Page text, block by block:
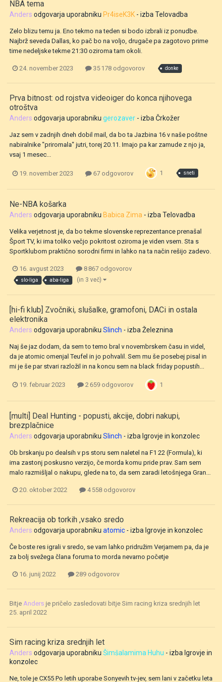
NBA tema
Anders odgovarja uporabniku Pr4iseK3K - izba Telovadba
Zelo blizu temu ja. Eno tekmo na teden si bodo izbrali iz ponudbe.
Najbrž seveda Dallas, ko pač bo na voljo, drugače pa zagotovo prime
time nedeljske tekme 21:30 oziroma tam okoli.
24. november 2023 35 178 odgovorov donke
Prva bitnost: od rojstva videoiger do konca njihovega
otroštva
Anders odgovarja uporabniku gerozaver - izba Črkožer
Jaz sem v zadnjih dneh dobil mail, da bo ta Jazbina 16 v naše poštne
nabiralnike "priromala" jutri, torej 20.11. Imajo pa kar zamude z njo ja,
vsaj 1 mesec...
19. november 2023 67 odgovorov 1 sneti
Ne-NBA košarka
Anders odgovarja uporabniku Babica Zima - izbaTelovadba
Velika verjetnost je, da bo tekme slovenske reprezentance prenašal
Šport TV, ki ima toliko večjo pokritost oziroma je viden vsem. Sta s
Sportklubom praktično sorodni firmi in lahko na ta način rešijo zadevo.
16. avgust 2023 8 867 odgovorov
slo-liga aba-liga (in 3 več)
[hi-fi klub] Zvočniki, slušalke, gramofoni, DACi in ostala
elektronika
Anders odgovarja uporabniku Slinch - izba Železnina
Naj še jaz dodam, da sem to temo bral v novembrskem času in videl,
da je atomic omenjal Teufel in jo pohvalil. Sem mu še posebej pisal in
mi je še par stvari razložil in na koncu sem na black friday popustih...
19. februar 2023 2 659 odgovorov 1
[multi] Deal Hunting - popusti, akcije, dobri nakupi,
brezplačnice
Anders odgovarja uporabniku Slinch - izba Igrovje in konzolec
Ob brskanju po dealsih v ps storu sem naletel na F1 22 (Formula), ki
ima zastonj poskusno verzijo, če morda komu pride prav. Sam sem
malo razmišljal o nakupu, glede na to, da sem zaradi letošnjega Gran...
20. oktober 2022 4 558 odgovorov
Rekreacija ob torkih ,vsako sredo
Anders odgovarja uporabniku atomic - izba Igrovje in konzolec
Če boste res igrali v sredo, se vam lahko pridružim Verjamem pa, da je
za bolj svežega člana foruma to morda nevarno početje
16. junij 2022 289 odgovorov
Bitje Anders je pričelo zasledovati bitje Sim racing kriza srednjih let
25. april 2022
Sim racing kriza srednjih let
Anders odgovarja uporabniku Šimšalamima Huhu - izba Igrovje in
konzolec
Ne, tole je CX55 Po letih uporabe Sonyevih tv-jev, sem lani v začetku leta